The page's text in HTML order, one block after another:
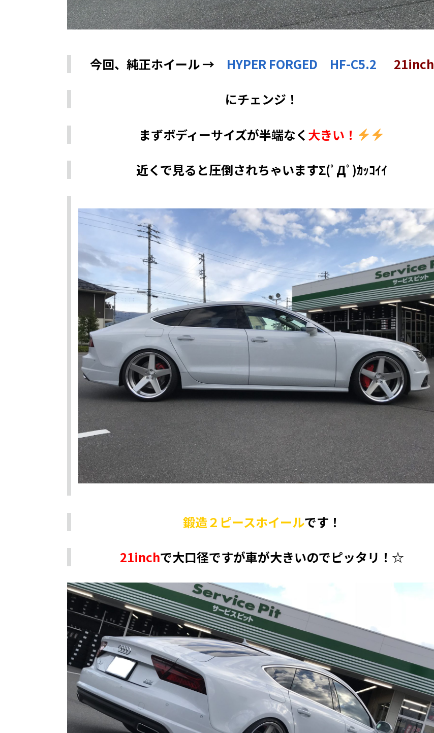
今回、純正ホイール → HYPER FORGED HF-C5.2
21inch
にチェンジ！
まずボディーサイズが半端なく 大きい！
近くで見ると圧倒されちゃいますΣ(ﾟДﾟ)ｶｯｺｲｲ
鍛造２ピースホイールです！
21inchで大口径ですが車が大きいのでピッタリ！☆